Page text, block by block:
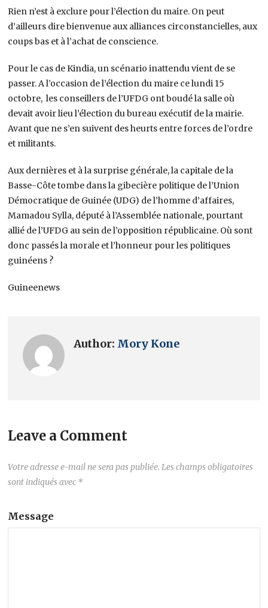
Rien n’est à exclure pour l’élection du maire. On peut
d’ailleurs dire bienvenue aux alliances circonstancielles, aux
coups bas et à l’achat de conscience.
Pour le cas de Kindia, un scénario inattendu vient de se
passer. A l’occasion de l’élection du maire ce lundi 15
octobre, les conseillers de l’UFDG ont boudé la salle où
devait avoir lieu l’élection du bureau exécutif de la mairie.
Avant que ne s’en suivent des heurts entre forces de l’ordre
et militants.
Aux dernières et à la surprise générale, la capitale de la
Basse-Côte tombe dans la gibecière politique de l’Union
Démocratique de Guinée (UDG) de l’homme d’affaires,
Mamadou Sylla, député à l’Assemblée nationale, pourtant
allié de l’UFDG au sein de l’opposition républicaine. Où sont
donc passés la morale et l’honneur pour les politiques
guinéens ?
Guineenews
Author: Mory Kone
Leave a Comment
Votre adresse e-mail ne sera pas publiée. Les champs obligatoires
sont indiqués avec *
Message